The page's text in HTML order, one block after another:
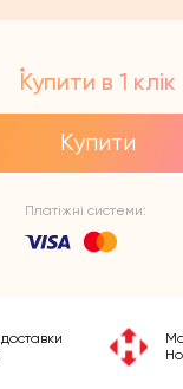
Купити в 1 клік
Купити
Платіжні системи: